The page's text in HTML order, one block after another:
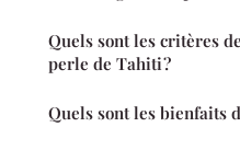
Quels sont les critères
perle de Tahiti ?
Quels sont les bienfaits